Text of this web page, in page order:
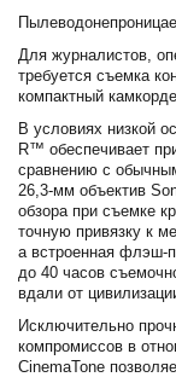
Для журналистов,
требуется съемка
компактный
В условиях низкой
R™ обеспечивает
сравнению с
26,3-мм объектив
обзора при съемке
точную привязку к
а встроенная флэш-
до 40 часов
вдали от
Исключительно
компромиссов в
CinemaTone